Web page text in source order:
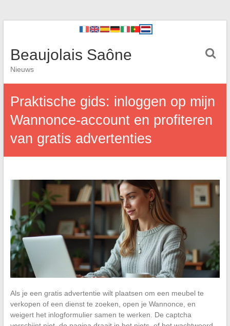
Beaujolais Saône
Nieuws
Praktische gids: inloggen op mijn
Wannonce-account en profiteren
van gratis advertenties
Als je een gratis advertentie wilt plaatsen om een meubel te
verkopen of een dienst te zoeken, open je Wannonce, en
weigert het inlogformulier samen te werken. De captcha